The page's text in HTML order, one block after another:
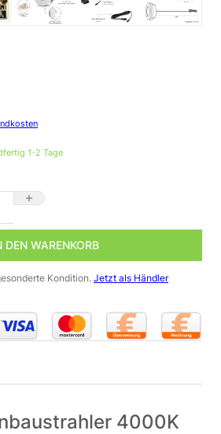
1-2 Tage
4000K Neutralweiß | rund | 12V | 1,2W
DEN WARENKORB
Kondition. Jetzt als Händler
4000K